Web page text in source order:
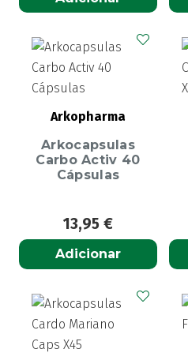
Arkopharma
Arkocapsulas
Carbo Activ 40
Cápsulas
13,95 €
Adicionar